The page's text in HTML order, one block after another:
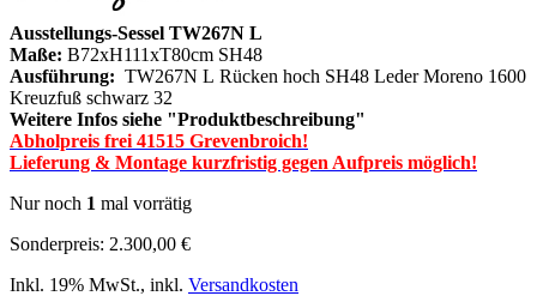
Ausstellungs-Sessel TW267N L
Maße: B72xH111xT80cm SH48
Ausführung: TW267N L Rücken hoch SH48 Leder Moreno 1600
Kreuzfuß schwarz 32
Weitere Infos siehe "Produktbeschreibung"
Abholpreis frei 41515 Grevenbroich!
Lieferung & Montage kurzfristig gegen Aufpreis möglich!
Nur noch 1 mal vorrätig
Sonderpreis: 2.300,00 €
Inkl. 19% MwSt., inkl. Versandkosten